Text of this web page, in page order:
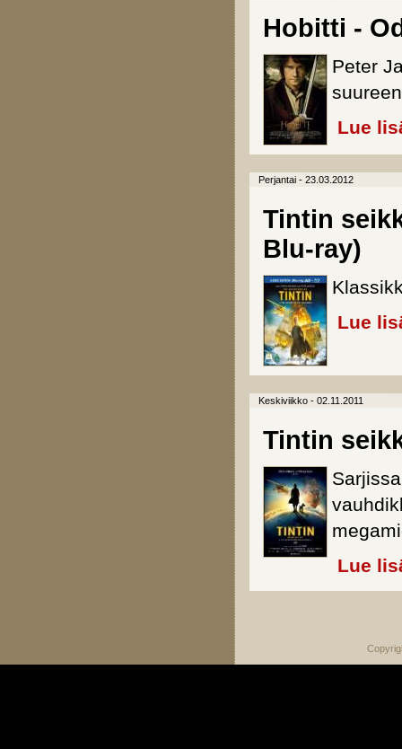
Hobitti -
Peter
Lue
Perjantai - 23.03.2012
Tintin
Blu-ray)
Lue
Keskiviikko - 02.11.2011
Tintin
Lue